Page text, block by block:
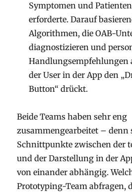
Symptomen und
erforderte. Darauf
Algorithmen, die OAB-
diagnostizieren und
Handlungsempfehlungen
der User in der App den
Button“ drückt.
Beide Teams haben sehr eng
zusammengearbeitet –
Schnittpunkte zwischen der
und der Darstellung in der
von einander abhängig.
Prototyping-Team abfragen,